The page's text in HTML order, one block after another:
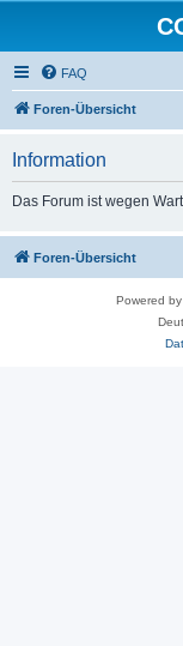
FAQ
Foren-Übersicht
Information
Das Forum ist wegen
Foren-Übersicht
Powered by